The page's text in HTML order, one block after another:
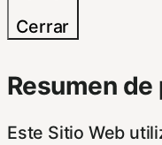
Cerrar
Resumen
Este Sitio Web